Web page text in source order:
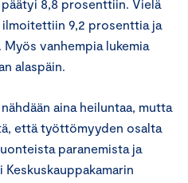
8,8 prosenttiin. Vielä
ilmoitettiin 9,2 prosenttia ja
vanhempia lukemia
alaspäin.
aina heiluntaa, mutta
että työttömyyden osalta
paranemista ja